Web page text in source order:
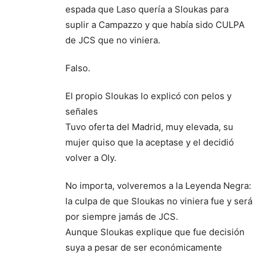
espada que Laso quería a Sloukas para
suplir a Campazzo y que había sido CULPA
de JCS que no viniera.
Falso.
El propio Sloukas lo explicó con pelos y
señales
Tuvo oferta del Madrid, muy elevada, su
mujer quiso que la aceptase y el decidió
volver a Oly.
No importa, volveremos a la Leyenda Negra:
la culpa de que Sloukas no viniera fue y será
por siempre jamás de JCS.
Aunque Sloukas explique que fue decisión
suya a pesar de ser económicamente